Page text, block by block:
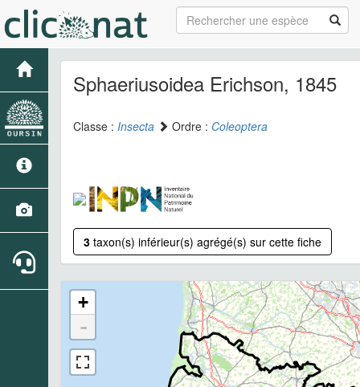
Sphaeriusoidea Erichson, 1845
Classe : Insecta Ordre : Coleoptera
3 taxon(s) inférieur(s) agrégé(s) sur cette fiche
+
-